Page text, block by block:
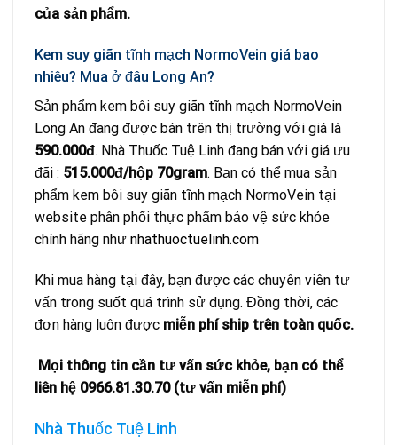
của sản phẩm.
Kem suy giãn tĩnh mạch NormoVein giá bao
nhiêu? Mua ở đâu Long An?
Sản phẩm kem bôi suy giãn tĩnh mạch NormoVein
Long An đang được bán trên thị trường với giá là
590.000đ. Nhà Thuốc Tuệ Linh đang bán với giá ưu
đãi : 515.000đ/hộp 70gram. Bạn có thể mua sản
phẩm kem bôi suy giãn tĩnh mạch NormoVein tại
website phân phối thực phẩm bảo vệ sức khỏe
chính hãng như nhathuoctuelinh.com
Khi mua hàng tại đây, bạn được các chuyên viên tư
vấn trong suốt quá trình sử dụng. Đồng thời, các
đơn hàng luôn được miễn phí ship trên toàn quốc.
Mọi thông tin cần tư vấn sức khỏe, bạn có thể
liên hệ 0966.81.30.70 (tư vấn miễn phí)
Nhà Thuốc Tuệ Linh